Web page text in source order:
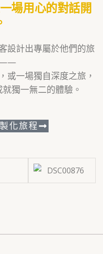
場用心的對話開
設計出專屬於他們的旅
——
或一場獨自深度之旅，
獨一無二的體驗。
化旅程